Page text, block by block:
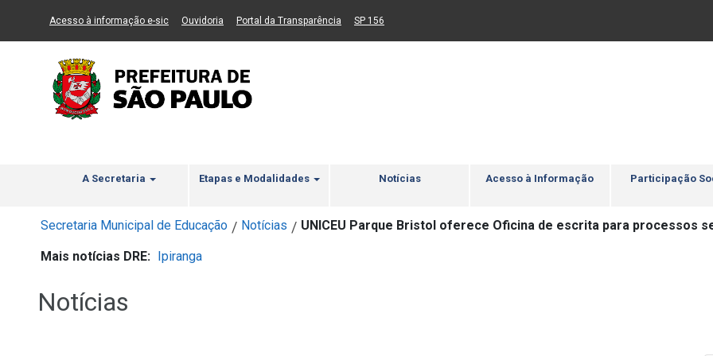
Ir ao Conteúdo Ir para menu principal 2 Ir para busca Ir para rodapé
Acesso à informação e-sic(Link para um novo sítio)
Ouvidoria (Link para um novo sítio)
Portal da Transparência (Link para um novo sítio)
SP 156
A Secretaria Etapas e Modalidades Notícias Acesso à Informação Participação
Secretaria Municipal de Educação / Notícias / UNICEU Parque Bristol oferece Oficina de escrita para processos
Mais notícias DRE: Ipiranga
Notícias